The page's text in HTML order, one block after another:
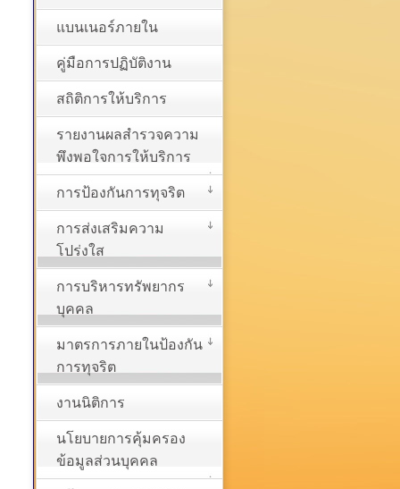
แบนเนอร์ภายใน
คู่มือการปฏิบัติงาน
สถิติการให้บริการ
รายงานผลสำรวจความ
พึงพอใจการให้บริการ
การป้องกันการทุจริต
การส่งเสริมความ
โปร่งใส
การบริหารทรัพยากร
บุคคล
มาตรการภายในป้องกัน
การทุจริต
งานนิติการ
นโยบายการคุ้มครอง
ข้อมูลส่วนบุคคล